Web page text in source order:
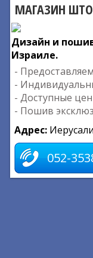
МАГАЗИН
Дизайн и
Израиле.
-
-
- Доступные
- Пошив
Адрес:
052-